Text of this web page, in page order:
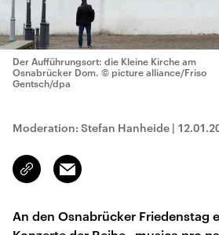
Der Aufführungsort: die Kleine Kirche am
Osnabrücker Dom. © picture alliance/Friso
Gentsch/dpa
Moderation: Stefan Hanheide |
Link
kopieren/teilen
Email
An den Osnabrücker Friedenstag